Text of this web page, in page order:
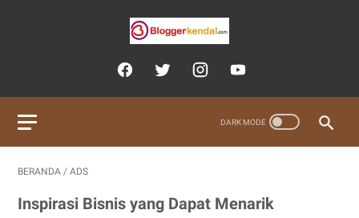
BERANDA / ADS
Inspirasi Bisnis yang Dapat Menarik